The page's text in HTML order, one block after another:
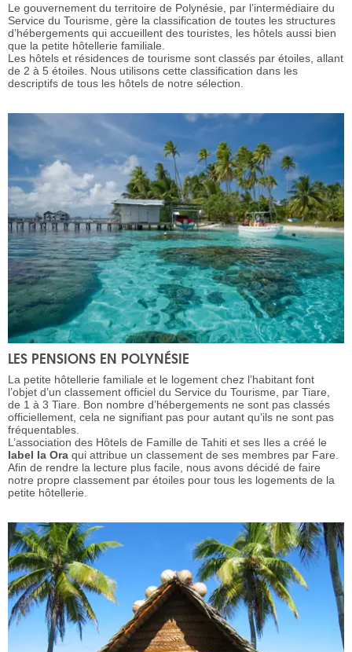
Le gouvernement du territoire de Polynésie, par l’intermédiaire du
Service du Tourisme, gère la classification de toutes les structures
d’hébergements qui accueillent des touristes, les hôtels aussi bien
que la petite hôtellerie familiale.
Les hôtels et résidences de tourisme sont classés par étoiles, allant
de 2 à 5 étoiles. Nous utilisons cette classification dans les
descriptifs de tous les hôtels de notre sélection.
LES PENSIONS EN POLYNÉSIE
La petite hôtellerie familiale et le logement chez l’habitant font
l’objet d’un classement officiel du Service du Tourisme, par Tiare,
de 1 à 3 Tiare. Bon nombre d’hébergements ne sont pas classés
officiellement, cela ne signifiant pas pour autant qu’ils ne sont pas
fréquentables.
L’association des Hôtels de Famille de Tahiti et ses Iles a créé le
label Ia Ora qui attribue un classement de ses membres par Fare.
Afin de rendre la lecture plus facile, nous avons décidé de faire
notre propre classement par étoiles pour tous les logements de la
petite hôtellerie.